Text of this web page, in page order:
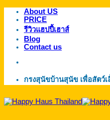
ข้าม
เนื้อหา
About US
PRICE
รีวิวแฮปปี้เฮาส์
Blog
Contact us
กรงสุนัขบ้านสุนัข เพื่อสัตว์